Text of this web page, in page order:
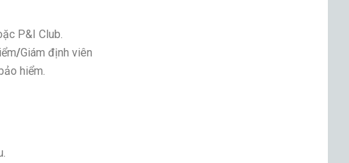
P&I Club.
/Giám định viên
hiểm.